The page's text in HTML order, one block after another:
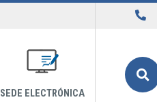
SEDE ELECTRÓNICA